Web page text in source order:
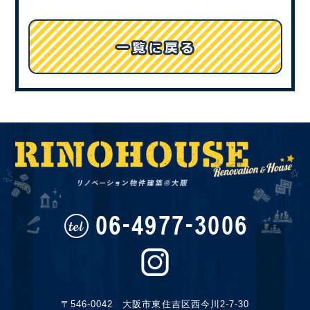
〒546-0042 大阪市東住吉区西今川2-7-30